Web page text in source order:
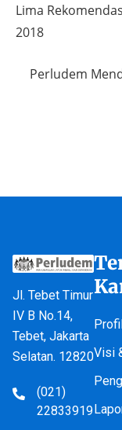
Lima
2018
Perludem
Jl. Tebet Timur
IV B No.14,
Tebet, Jakarta
Selatan. 12820
(021)
22833919
Visi